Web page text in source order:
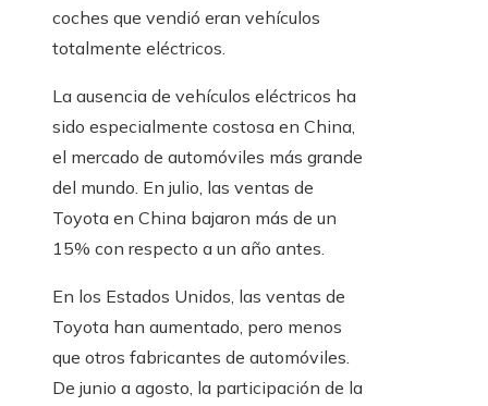
coches que vendió eran vehículos
totalmente eléctricos.
La ausencia de vehículos eléctricos ha
sido especialmente costosa en China,
el mercado de automóviles más grande
del mundo. En julio, las ventas de
Toyota en China bajaron más de un
15% con respecto a un año antes.
En los Estados Unidos, las ventas de
Toyota han aumentado, pero menos
que otros fabricantes de automóviles.
De junio a agosto, la participación de la